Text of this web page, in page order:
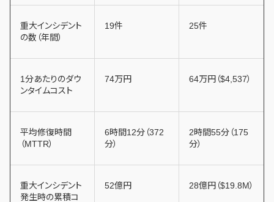
重大インシデント
の数（年間）
19件 25件
1分あたりのダウ
ンタイムコスト
74万円 64万円（$4,537）
平均修復時間
（MTTR）
6時間12分（372
分）
2時間55分（175
分）
重大インシデント
発生時の累積コ
52億円 28億円（$19.8M）